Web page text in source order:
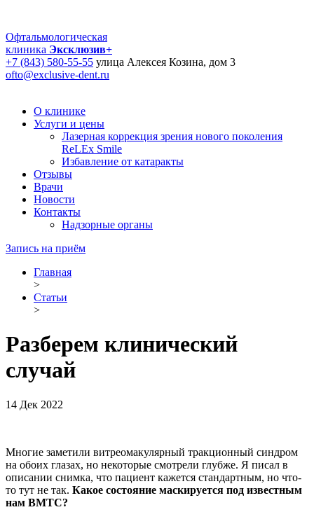
Офтальмологическая
клиника Эксклюзив+
+7 (843) 580-55-55 улица Алексея Козина, дом 3
ofto@exclusive-dent.ru
О клинике
Услуги и цены
Лазерная коррекция зрения нового поколения
ReLEx Smile
Избавление от катаракты
Отзывы
Врачи
Новости
Контакты
Надзорные органы
Запись на приём
Главная
>
Статьи
>
Разберем клинический
случай
14 Дек 2022
Многие заметили витреомакулярный тракционный синдром
на обоих глазах, но некоторые смотрели глубже. Я писал в
описании снимка, что пациент кажется стандартным, но что-
то тут не так. Какое состояние маскируется под известным
нам ВМТС?